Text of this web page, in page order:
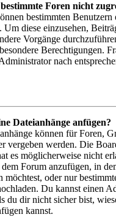
Foren nicht
bestimmten Benutzern
Um diese einzusehen,
Vorgänge
Berechtigungen.
nach
Dateianhänge anfügen?
können für Foren,
vergeben werden. Die
es möglicherweise nicht
Forum anzufügen, in
möchtest, oder nur
Du kannst einen
du dir nicht sicher bist,
kannst.